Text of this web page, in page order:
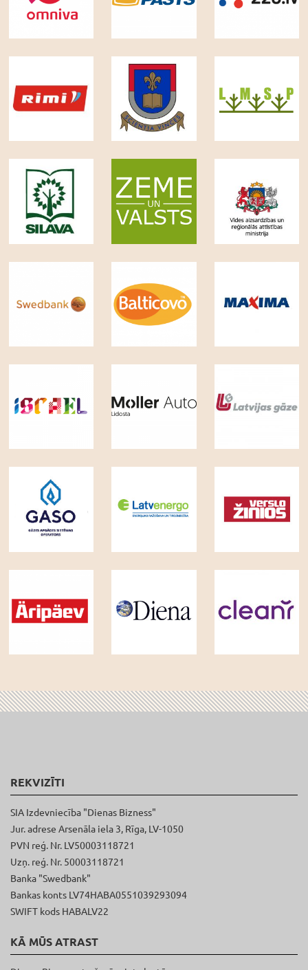
REKVIZĪTI
SIA Izdevniecība "Dienas Bizness"
Jur. adrese Arsenāla iela 3, Rīga, LV-1050
PVN reģ. Nr. LV50003118721
Uzņ. reģ. Nr. 50003118721
Banka "Swedbank"
Bankas konts LV74HABA0551039293094
SWIFT kods HABALV22
KĀ MŪS ATRAST